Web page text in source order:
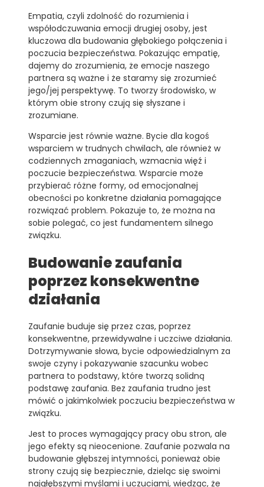
Empatia, czyli zdolność do rozumienia i
współodczuwania emocji drugiej osoby, jest
kluczowa dla budowania głębokiego połączenia i
poczucia bezpieczeństwa. Pokazując empatię,
dajemy do zrozumienia, że emocje naszego
partnera są ważne i że staramy się zrozumieć
jego/jej perspektywę. To tworzy środowisko, w
którym obie strony czują się słyszane i
zrozumiane.
Wsparcie jest równie ważne. Bycie dla kogoś
wsparciem w trudnych chwilach, ale również w
codziennych zmaganiach, wzmacnia więź i
poczucie bezpieczeństwa. Wsparcie może
przybierać różne formy, od emocjonalnej
obecności po konkretne działania pomagające
rozwiązać problem. Pokazuje to, że można na
sobie polegać, co jest fundamentem silnego
związku.
Budowanie zaufania
poprzez konsekwentne
działania
Zaufanie buduje się przez czas, poprzez
konsekwentne, przewidywalne i uczciwe działania.
Dotrzymywanie słowa, bycie odpowiedzialnym za
swoje czyny i pokazywanie szacunku wobec
partnera to podstawy, które tworzą solidną
podstawę zaufania. Bez zaufania trudno jest
mówić o jakimkolwiek poczuciu bezpieczeństwa w
związku.
Jest to proces wymagający pracy obu stron, ale
jego efekty są nieocenione. Zaufanie pozwala na
budowanie głębszej intymności, ponieważ obie
strony czują się bezpiecznie, dzieląc się swoimi
najgłębszymi myślami i uczuciami, wiedząc, że